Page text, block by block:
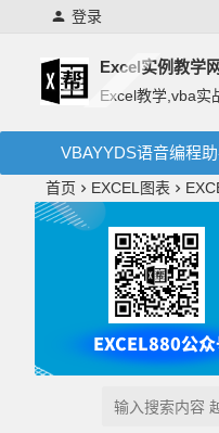
登录
Excel实例教学
Excel教学,vba实
VBAYYDS语音编程
首页 EXCEL图表